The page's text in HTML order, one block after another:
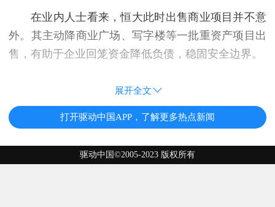
在业内人士看来，恒大此时出售商业项目并不意
外。其主动降商业广场、写字楼等一批重资产项目出
售，有助于企业回笼资金降低负债，稳固安全边界。
展开全文
打开驱动中国APP，了解更多热点新闻
驱动中国©2005-2023 版权所有